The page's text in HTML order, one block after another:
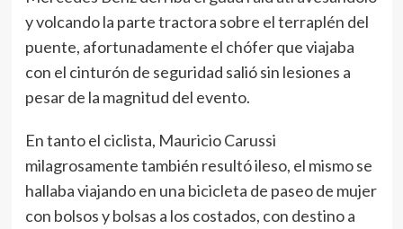
y volcando la parte tractora sobre el terraplén del
puente, afortunadamente el chófer que viajaba
con el cinturón de seguridad salió sin lesiones a
pesar de la magnitud del evento.
En tanto el ciclista, Mauricio Carussi
milagrosamente también resultó ileso, el mismo se
hallaba viajando en una bicicleta de paseo de mujer
con bolsos y bolsas a los costados, con destino a